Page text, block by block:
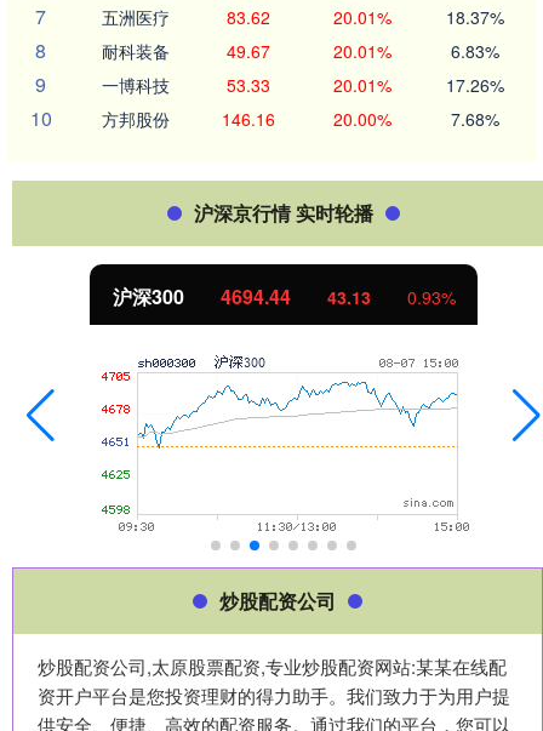
7 五洲医疗 83.62 20.01% 18.37%
8 耐科装备 49.67 20.01% 6.83%
9 一博科技 53.33 20.01% 17.26%
10 方邦股份 146.16 20.00% 7.68%
沪深京行情 实时轮播
43.13 0.93% 北证50
炒股配资公司
炒股配资公司,太原股票配资,专业炒股配资网站:某某在线配
资开户平台是您投资理财的得力助手。我们致力于为用户提
供安全、便捷、高效的配资服务。通过我们的平台，您可以